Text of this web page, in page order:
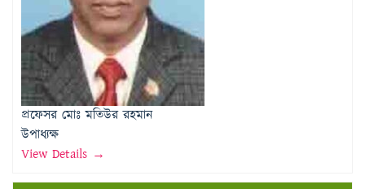
প্রফেসর মোঃ মতিউর রহমান
উপাধ্যক্ষ
View Details →
Rajshahi Education Board